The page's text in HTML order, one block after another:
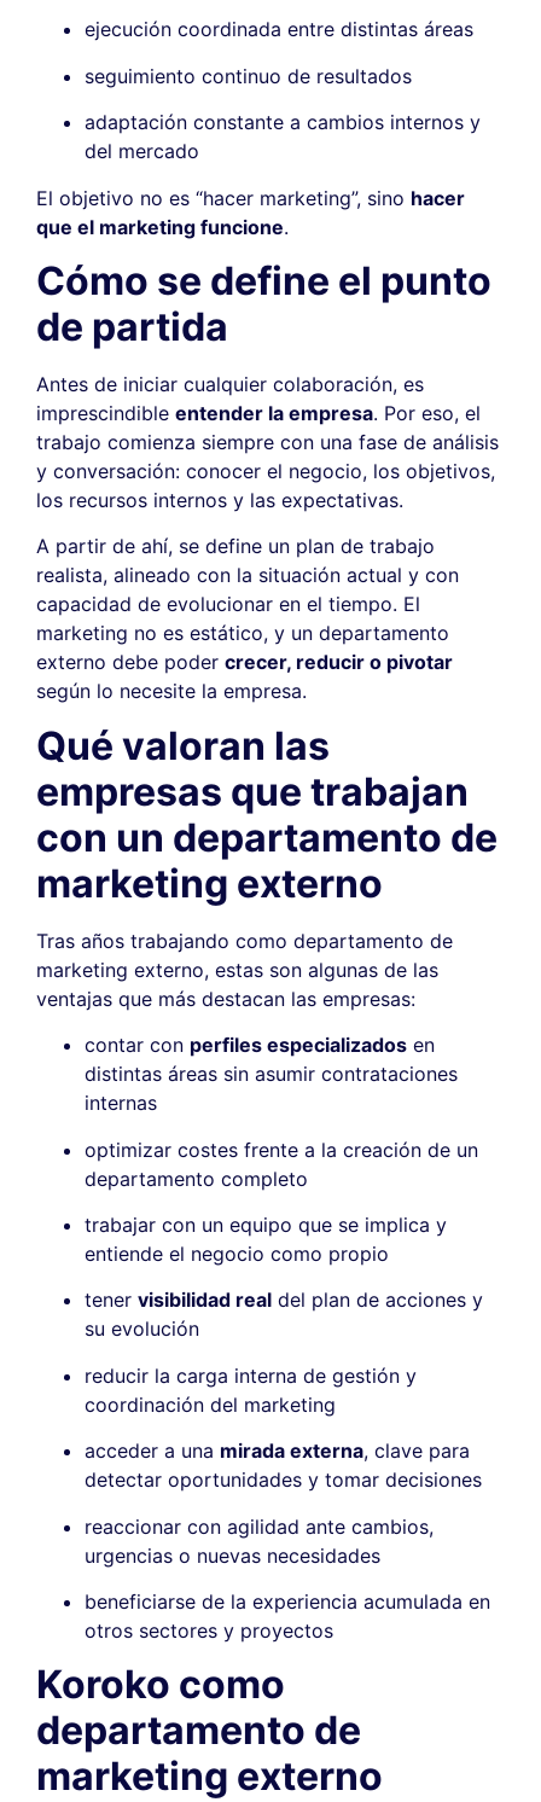
ejecución coordinada entre distintas áreas
seguimiento continuo de resultados
adaptación constante a cambios internos y
del mercado
El objetivo no es “hacer marketing”, sino hacer
que el marketing funcione.
Cómo se define el punto
de partida
Antes de iniciar cualquier colaboración, es
imprescindible entender la empresa. Por eso, el
trabajo comienza siempre con una fase de análisis
y conversación: conocer el negocio, los objetivos,
los recursos internos y las expectativas.
A partir de ahí, se define un plan de trabajo
realista, alineado con la situación actual y con
capacidad de evolucionar en el tiempo. El
marketing no es estático, y un departamento
externo debe poder crecer, reducir o pivotar
según lo necesite la empresa.
Qué valoran las
empresas que trabajan
con un departamento de
marketing externo
Tras años trabajando como departamento de
marketing externo, estas son algunas de las
ventajas que más destacan las empresas:
contar con perfiles especializados en
distintas áreas sin asumir contrataciones
internas
optimizar costes frente a la creación de un
departamento completo
trabajar con un equipo que se implica y
entiende el negocio como propio
tener visibilidad real del plan de acciones y
su evolución
reducir la carga interna de gestión y
coordinación del marketing
acceder a una mirada externa, clave para
detectar oportunidades y tomar decisiones
reaccionar con agilidad ante cambios,
urgencias o nuevas necesidades
beneficiarse de la experiencia acumulada en
otros sectores y proyectos
Koroko como
departamento de
marketing externo